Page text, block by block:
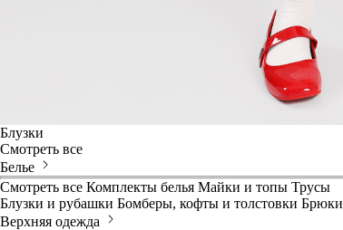
Блузки
Смотреть все
Белье
Смотреть все Комплекты белья Майки и топы Трусы
Блузки и рубашки Бомберы, кофты и толстовки Брюки
Верхняя одежда